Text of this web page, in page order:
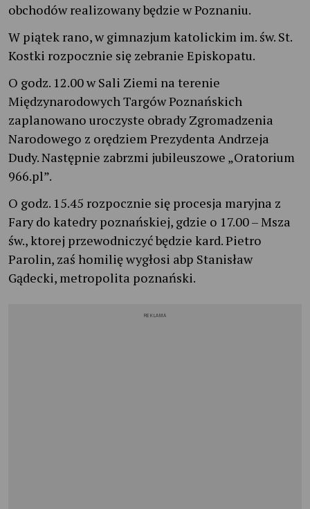
obchodów realizowany będzie w Poznaniu.
W piątek rano, w gimnazjum katolickim im. św. St.
Kostki rozpocznie się zebranie Episkopatu.
O godz. 12.00 w Sali Ziemi na terenie
Międzynarodowych Targów Poznańskich
zaplanowano uroczyste obrady Zgromadzenia
Narodowego z orędziem Prezydenta Andrzeja
Dudy. Następnie zabrzmi jubileuszowe „Oratorium
966.pl”.
O godz. 15.45 rozpocznie się procesja maryjna z
Fary do katedry poznańskiej, gdzie o 17.00 – Msza
św., ktorej przewodniczyć będzie kard. Pietro
Parolin, zaś homilię wygłosi abp Stanisław
Gądecki, metropolita poznański.
REKLAMA